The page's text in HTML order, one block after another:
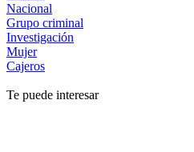
Nacional
Grupo criminal
Investigación
Mujer
Cajeros
Te puede interesar